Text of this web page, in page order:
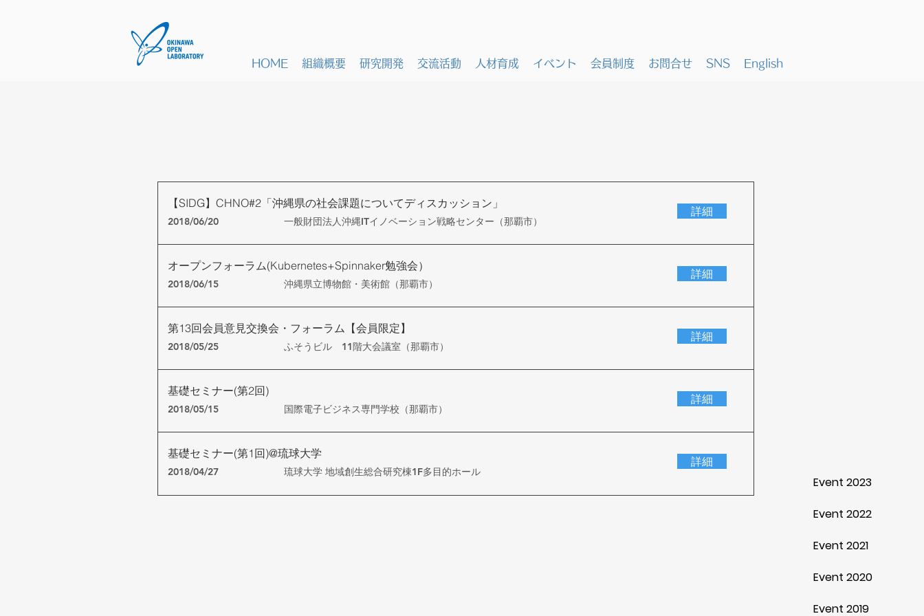
HOME 組織概要 研究開発 交流活動 人材育成 イベント 会員制度 お問合せ SNS English
Event 2023
Event 2022
Event 2021
Event 2020
Event 2019
【SIDG】CHNO#2「沖縄県の社会課題についてディスカッション」
2018/06/20 ⼀般財団法⼈沖縄ITイノベーション戦略センター（那覇市）
詳細
オープンフォーラム(Kubernetes+Spinnaker勉強会）
2018/06/15 沖縄県立博物館・美術館（那覇市）
詳細
第13回会員意見交換会・フォーラム【会員限定】
2018/05/25 ふそうビル 11階大会議室（那覇市）
詳細
基礎セミナー(第2回)
2018/05/15 国際電子ビジネス専門学校（那覇市）
詳細
基礎セミナー(第1回)@琉球大学
2018/04/27 琉球大学 地域創生総合研究棟1F多目的ホール
詳細